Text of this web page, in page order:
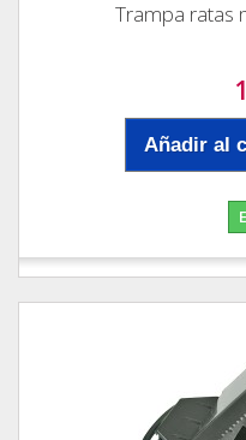
Trampa ratas
Añadir al